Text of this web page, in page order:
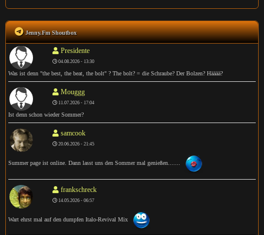
Jenny.Fm Shoutbox
Presidente
04.08.2026 - 13:30
Was ist denn "the best, the beat, the bolt" ? The bolt? = die Schraube? Der Bolzen? Hääää?
Mouggg
11.07.2026 - 17:04
Ist denn schon wieder Sommer?
samcook
20.06.2026 - 21:45
Summer page ist online. Dann lasst uns den Sommer mal genießen.......
frankschreck
14.05.2026 - 06:57
Wart ehrst mal auf den dumpfen Italo-Revival Mix